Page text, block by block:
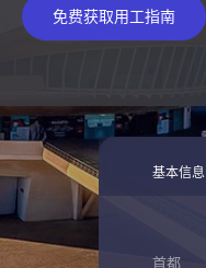
免费获取用工指南
基本信息
首都